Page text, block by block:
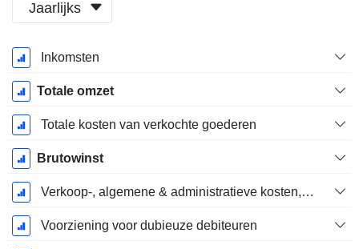
Jaarlijks
Start
boekjaar:
December
Inkomsten
Totale omzet
Totale kosten van verkochte goederen
Brutowinst
Verkoop-, algemene & administratieve kosten, totaal
Voorziening voor dubieuze debiteuren